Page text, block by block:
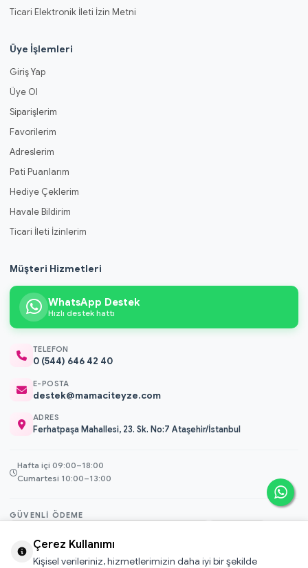
Ticari Elektronik İleti İzin Metni
Üye İşlemleri
Giriş Yap
Üye Ol
Siparişlerim
Favorilerim
Adreslerim
Pati Puanlarım
Hediye Çeklerim
Havale Bildirim
Ticari İleti İzinlerim
Müşteri Hizmetleri
WhatsApp Destek
Hızlı destek hattı
TELEFON
0 (544) 646 42 40
E-POSTA
destek@mamaciteyze.com
ADRES
Ferhatpaşa Mahallesi, 23. Sk. No:7 Ataşehir/İstanbul
Hafta içi 09:00–18:00
Cumartesi 10:00–13:00
GÜVENLI ÖDEME
256-bit SSL
Çerez Kullanımı
Kişisel verileriniz, hizmetlerimizin daha iyi bir şekilde